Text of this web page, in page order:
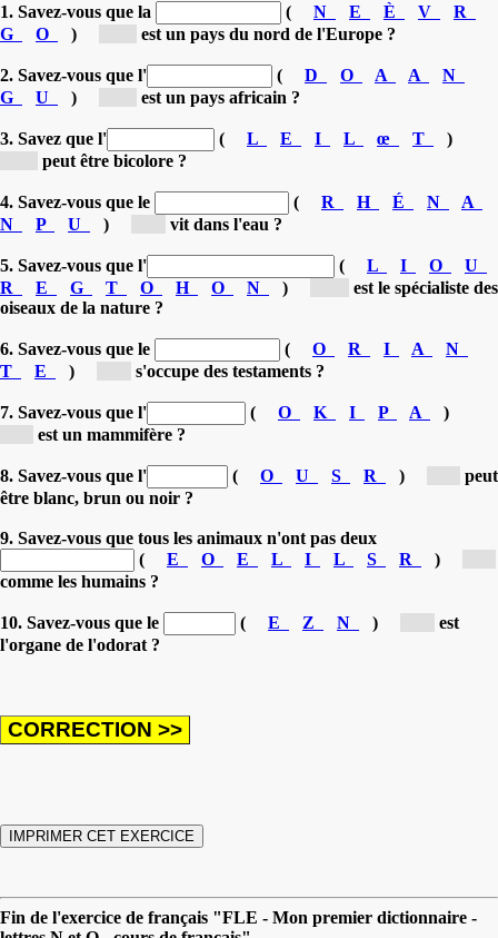
1. Savez-vous que la ( N E È V
R
G
O ) est un pays du nord de l'Europe ?
2. Savez-vous que l' ( D O A A
N
G
U ) est un pays africain ?
3. Savez que l' ( L E I L œ T
)
peut être bicolore ?
4. Savez-vous que le ( R H É N
A
N
P U ) vit dans l'eau ?
5. Savez-vous que l' ( L I O
U
R
E G T O H O N )
est le spécialiste des
oiseaux de la nature ?
6. Savez-vous que le ( O R I A
N
T
E ) s'occupe des testaments ?
7. Savez-vous que l' ( O K I P A
)
est un mammifère ?
8. Savez-vous que l' ( O U S R )
peut
être blanc, brun ou noir ?
9. Savez-vous que tous les animaux n'ont pas deux
(
E O E L I L S R )
comme les humains ?
10. Savez-vous que le ( E Z N )
est
l'organe de l'odorat ?
Fin de l'exercice de français "FLE - Mon premier dictionnaire -